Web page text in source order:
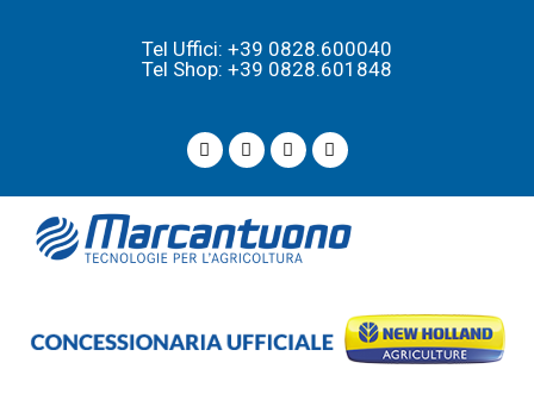
Tel Uffici: +39 0828.600040
Tel Shop: +39 0828.601848